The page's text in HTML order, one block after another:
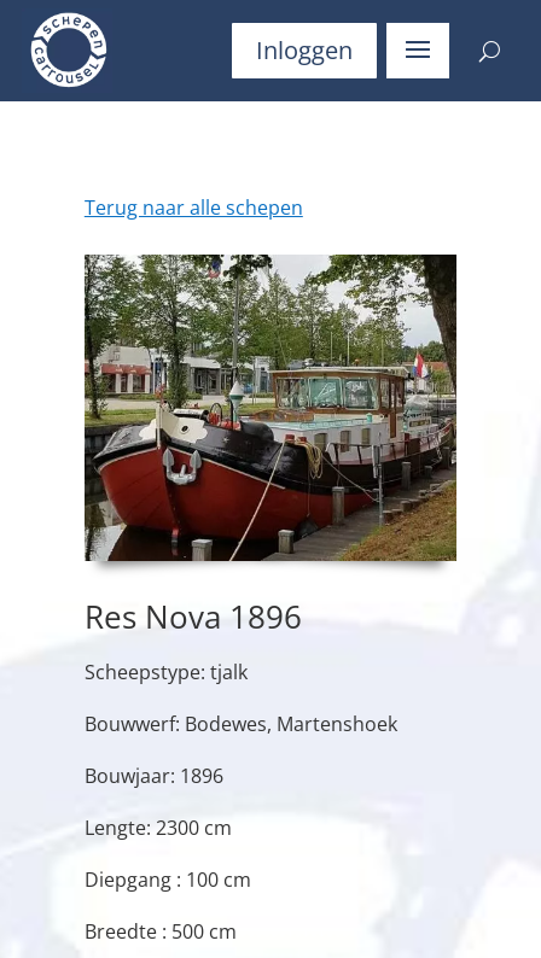
Inloggen
Terug naar alle schepen
Res Nova 1896
Scheepstype: tjalk
Bouwwerf: Bodewes, Martenshoek
Bouwjaar: 1896
Lengte: 2300 cm
Diepgang : 100 cm
Breedte : 500 cm